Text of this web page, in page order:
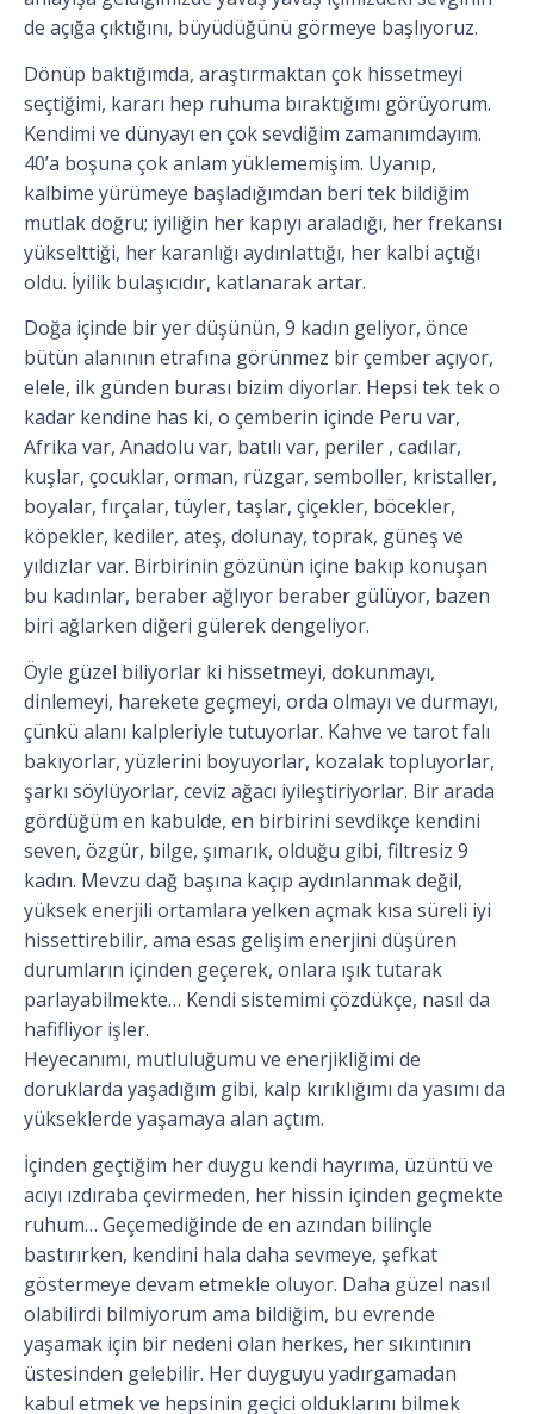
de açığa çıktığını, büyüdüğünü görmeye başlıyoruz.
Dönüp baktığımda, araştırmaktan çok hissetmeyi
seçtiğimi, kararı hep ruhuma bıraktığımı görüyorum.
Kendimi ve dünyayı en çok sevdiğim zamanımdayım.
40’a boşuna çok anlam yüklememişim. Uyanıp,
kalbime yürümeye başladığımdan beri tek bildiğim
mutlak doğru; iyiliğin her kapıyı araladığı, her frekansı
yükselttiği, her karanlığı aydınlattığı, her kalbi açtığı
oldu. İyilik bulaşıcıdır, katlanarak artar.
Doğa içinde bir yer düşünün, 9 kadın geliyor, önce
bütün alanının etrafına görünmez bir çember açıyor,
elele, ilk günden burası bizim diyorlar. Hepsi tek tek o
kadar kendine has ki, o çemberin içinde Peru var,
Afrika var, Anadolu var, batılı var, periler , cadılar,
kuşlar, çocuklar, orman, rüzgar, semboller, kristaller,
boyalar, fırçalar, tüyler, taşlar, çiçekler, böcekler,
köpekler, kediler, ateş, dolunay, toprak, güneş ve
yıldızlar var. Birbirinin gözünün içine bakıp konuşan
bu kadınlar, beraber ağlıyor beraber gülüyor, bazen
biri ağlarken diğeri gülerek dengeliyor.
Öyle güzel biliyorlar ki hissetmeyi, dokunmayı,
dinlemeyi, harekete geçmeyi, orda olmayı ve durmayı,
çünkü alanı kalpleriyle tutuyorlar. Kahve ve tarot falı
bakıyorlar, yüzlerini boyuyorlar, kozalak topluyorlar,
şarkı söylüyorlar, ceviz ağacı iyileştiriyorlar. Bir arada
gördüğüm en kabulde, en birbirini sevdikçe kendini
seven, özgür, bilge, şımarık, olduğu gibi, filtresiz 9
kadın. Mevzu dağ başına kaçıp aydınlanmak değil,
yüksek enerjili ortamlara yelken açmak kısa süreli iyi
hissettirebilir, ama esas gelişim enerjini düşüren
durumların içinden geçerek, onlara ışık tutarak
parlayabilmekte… Kendi sistemimi çözdükçe, nasıl da
hafifliyor işler.
Heyecanımı, mutluluğumu ve enerjikliğimi de
doruklarda yaşadığım gibi, kalp kırıklığımı da yasımı da
yükseklerde yaşamaya alan açtım.
İçinden geçtiğim her duygu kendi hayrıma, üzüntü ve
acıyı ızdıraba çevirmeden, her hissin içinden geçmekte
ruhum… Geçemediğinde de en azından bilinçle
bastırırken, kendini hala daha sevmeye, şefkat
göstermeye devam etmekle oluyor. Daha güzel nasıl
olabilirdi bilmiyorum ama bildiğim, bu evrende
yaşamak için bir nedeni olan herkes, her sıkıntının
üstesinden gelebilir. Her duyguyu yadırgamadan
kabul etmek ve hepsinin geçici olduklarını bilmek